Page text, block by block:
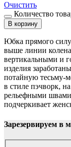
Очистить
Количество
В корзину
Юбка прямого
выше линии
вертикальными и
изделия
потайную тесьму-
в стиле пэчворк,
рельефными швами
подчеркивает
Зарезервируем в